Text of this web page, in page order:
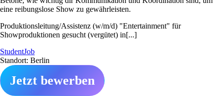
eine reibungslose Show zu gewährleisten.
Produktionsleitung/Assistenz (w/m/d) "Entertainment" für
Showproduktionen gesucht (vergütet) in[...]
StudentJob
Standort: Berlin
Jetzt bewerben